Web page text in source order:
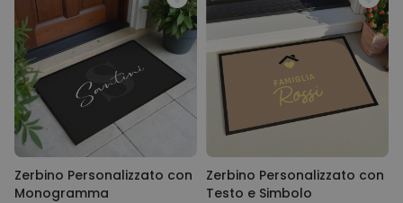
Zerbino Personalizzato con
Monogramma
Zerbino Personalizzato con
Testo e Simbolo